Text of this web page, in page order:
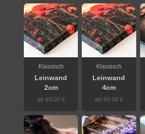
Klassisch
Leinwand
2cm
ab 89,00 €
Klassisch
Leinwand
4cm
ab 99,00 €